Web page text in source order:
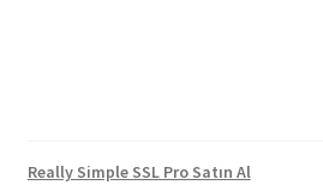
Really Simple SSL Pro Satın Al